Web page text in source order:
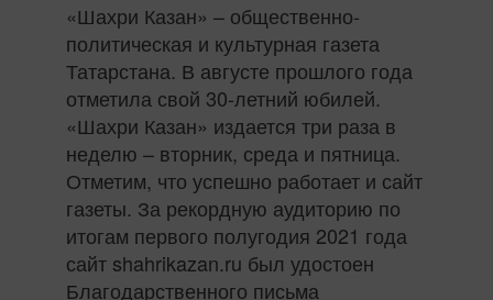
«Шахри Казан» – общественно-
политическая и культурная газета
Татарстана. В августе прошлого года
отметила свой 30-летний юбилей.
«Шахри Казан» издается три раза в
неделю – вторник, среда и пятница.
Отметим, что успешно работает и сайт
газеты. За рекордную аудиторию по
итогам первого полугодия 2021 года
сайт shahrikazan.ru был удостоен
Благодарственного письма